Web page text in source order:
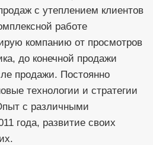
с утеплением клиентов
работе
компанию от просмотров
до конечной продажи
продажи. Постоянно
технологии и стратегии
с различными
года, развитие своих